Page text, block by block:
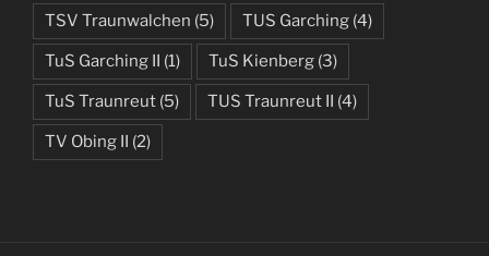
TSV Traunwalchen (5) TUS Garching (4)
TuS Garching II (1) TuS Kienberg (3)
TuS Traunreut (5) TUS Traunreut II (4)
TV Obing II (2)